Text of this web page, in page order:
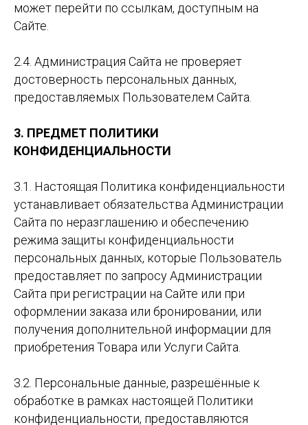
может перейти по ссылкам, доступным на
Сайте.
2.4. Администрация Сайта не проверяет
достоверность персональных данных,
предоставляемых Пользователем Сайта.
3. ПРЕДМЕТ ПОЛИТИКИ
КОНФИДЕНЦИАЛЬНОСТИ
3.1. Настоящая Политика конфиденциальности
устанавливает обязательства Администрации
Сайта по неразглашению и обеспечению
режима защиты конфиденциальности
персональных данных, которые Пользователь
предоставляет по запросу Администрации
Сайта при регистрации на Сайте или при
оформлении заказа или бронировании, или
получения дополнительной информации для
приобретения Товара или Услуги Сайта.
3.2. Персональные данные, разрешённые к
обработке в рамках настоящей Политики
конфиденциальности, предоставляются